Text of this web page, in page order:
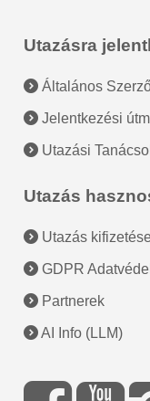
Utazásra
Általános
Jelentkezési
Utazási
Utazás
Utazás
GDPR
Partnerek
AI Info (LLM)